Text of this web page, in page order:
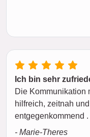
Ich bin sehr
Die Kommunikation
hilfreich, zeitnah
entgegenkommend .
- Marie-Theres